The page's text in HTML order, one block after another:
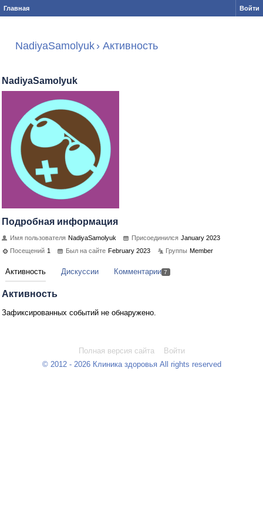
Главная Войти
NadiyaSamolyuk › Активность
NadiyaSamolyuk
Подробная информация
Имя пользователя NadiyaSamolyuk Присоединился January 2023
Посещений 1 Был на сайте February 2023 Группы Member
Активность Дискуссии Комментарии 7
Активность
Зафиксированных событий не обнаружено.
Полная версия сайта
Войти
© 2012 - 2026 Клиника здоровья All rights reserved